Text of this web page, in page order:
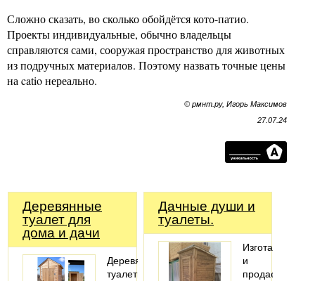
Сложно сказать, во сколько обойдётся кото-патио.
Проекты индивидуальные, обычно владельцы
справляются сами, сооружая пространство для животных
из подручных материалов. Поэтому назвать точные цены
на catio нереально.
© рмнт.ру, Игорь Максимов
27.07.24
Деревянные
туалет для
дома и дачи
Деревянные
туалеты
Дачные души и
туалеты.
Изготавливаем
и
продаем